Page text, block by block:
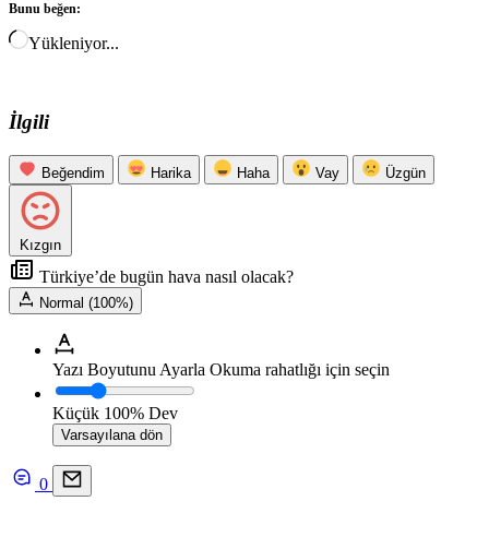
Bunu beğen:
Yükleniyor...
İlgili
Beğendim Harika Haha Vay Üzgün
Kızgın
Türkiye’de bugün hava nasıl olacak?
Normal (100%)
Yazı Boyutunu Ayarla Okuma rahatlığı için seçin
Küçük 100% Dev
Varsayılana dön
0